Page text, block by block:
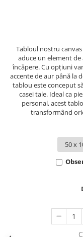
Tabloul nostru
aduce un element
încăpere. Cu opțiuni
accente de aur până la
tablou este conceput
casei tale. Ideal ca
personal, acest
transformând